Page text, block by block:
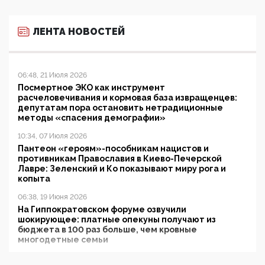
ЛЕНТА НОВОСТЕЙ
06:48, 21 Июля 2026
Посмертное ЭКО как инструмент
расчеловечивания и кормовая база извращенцев:
депутатам пора остановить нетрадиционные
методы «спасения демографии»
10:34, 07 Июля 2026
Пантеон «героям»-пособникам нацистов и
противникам Православия в Киево-Печерской
Лавре: Зеленский и Ко показывают миру рога и
копыта
06:38, 19 Июня 2026
На Гиппократовском форуме озвучили
шокирующее: платные опекуны получают из
бюджета в 100 раз больше, чем кровные
многодетные семьи